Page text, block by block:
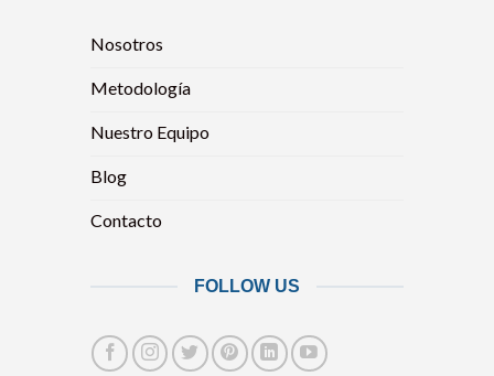
Nosotros
Metodología
Nuestro Equipo
Blog
Contacto
FOLLOW US